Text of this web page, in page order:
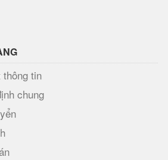
thông tin
chung